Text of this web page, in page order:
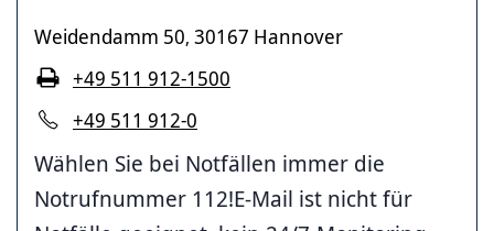
Weidendamm 50, 30167 Hannover
+49 511 912-0
+49 511 912-1500
Wählen Sie bei Notfällen immer die
Notrufnummer 112!E-Mail ist nicht für